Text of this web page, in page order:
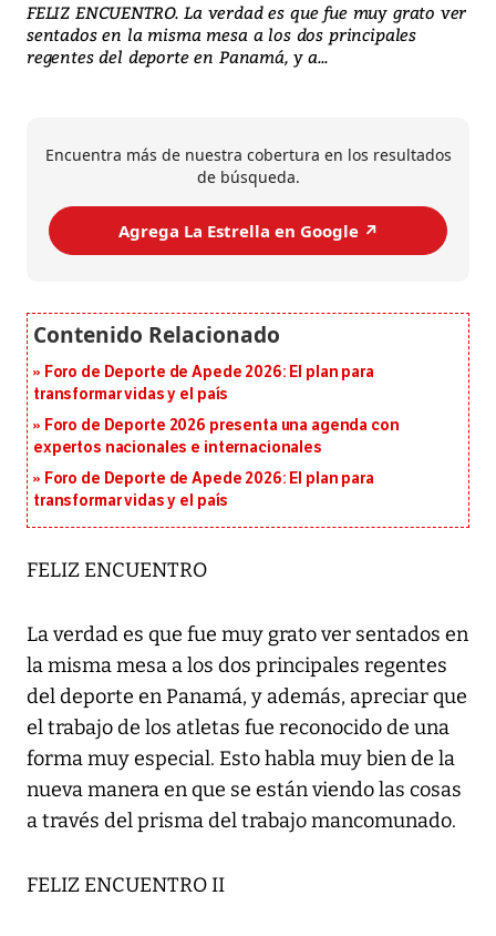
FELIZ ENCUENTRO. La verdad es que fue muy grato ver
sentados en la misma mesa a los dos principales
regentes del deporte en Panamá, y a...
Encuentra más de nuestra cobertura en los resultados
de búsqueda.
Agrega La Estrella en Google ↗️
Foro de Deporte de Apede 2026: El plan para
transformar vidas y el país
Foro de Deporte 2026 presenta una agenda con
expertos nacionales e internacionales
Foro de Deporte de Apede 2026: El plan para
transformar vidas y el país
FELIZ ENCUENTRO
La verdad es que fue muy grato ver sentados en
la misma mesa a los dos principales regentes
del deporte en Panamá, y además, apreciar que
el trabajo de los atletas fue reconocido de una
forma muy especial. Esto habla muy bien de la
nueva manera en que se están viendo las cosas
a través del prisma del trabajo mancomunado.
FELIZ ENCUENTRO II